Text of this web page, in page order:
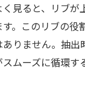
見ると、リブが
。このリブの役
りません。抽出
ムーズに循環す